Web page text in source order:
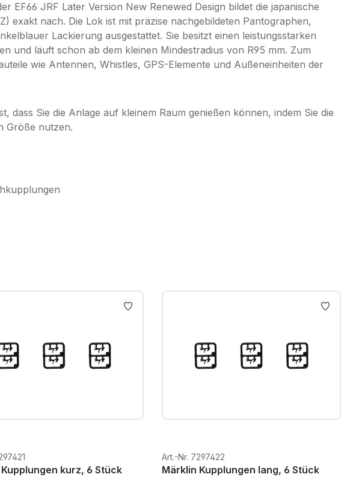
EF66 JRF Later Version New Renewed Design bildet die japanische
exakt nach. Die Lok ist mit präzise nachgebildeten Pantographen,
Lackierung ausgestattet. Sie besitzt einen leistungsstarken
und läuft schon ab dem kleinen Mindestradius von R95 mm. Zum
wie Antennen, Whistles, GPS-Elemente und Außeneinheiten der
dass Sie die Anlage auf kleinem Raum genießen können, indem Sie die
Größe nutzen.
kurz, 6 Stück
Art.-Nr. 7297422
Märklin Kupplungen lang, 6 Stück